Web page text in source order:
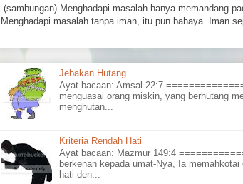
(sambungan) Menghadapi masalah hanya memandang
Menghadapi masalah tanpa iman, itu pun bahaya. Iman
Jebakan Hutang
Ayat bacaan: Amsal 22:7
menguasai orang miskin, yang berhutang
menghutan...
Kriteria Rendah Hati
Ayat bacaan: Mazmur 149:4
berkenan kepada umat-Nya, Ia memahkotai
hati den...